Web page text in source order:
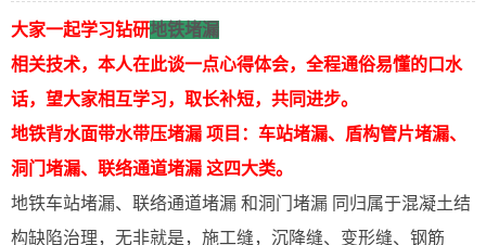
大家一起学习钻研地铁堵漏
相关技术，本人在此谈一点心得体会，全程通俗易懂的口水
话，望大家相互学习，取长补短，共同进步。
地铁背水面带水带压堵漏 项目：车站堵漏、盾构管片堵漏、
洞门堵漏、联络通道堵漏 这四大类。
地铁车站堵漏、联络通道堵漏 和洞门堵漏 同归属于混凝土结
构缺陷治理，无非就是，施工缝，沉降缝、变形缝、钢筋